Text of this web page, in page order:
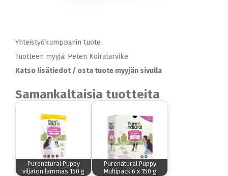
Yhteistyökumppanin tuote
Tuotteen myyjä: Peten Koiratarvike
Katso lisätiedot / osta tuote myyjän sivulla
Samankaltaisia tuotteita
Purenatural Puppy
viljaton lammas 150 g
Purenatural Puppy
Multipack 6 x 150 g